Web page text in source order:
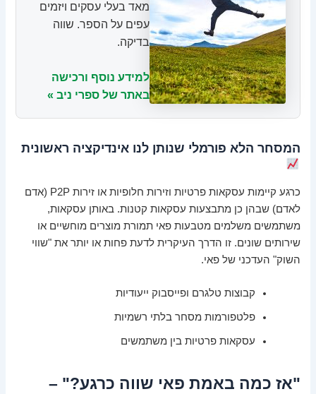
מאד בעלי עסקים ויזמים
עפים על הספר. שווה
בדיקה.
למידע נוסף ורכישה
באתר של ספרי ניב »
המסחר הלא פורמלי שנותן לנו אינדיקציה ראשונית
כרגע קיימות עסקאות פרטיות וזירות חלופיות או זירות P2P (אדם
לאדם) שבהן כן מתבצעות עסקאות קטנות. באותן עסקאות,
משתמשים משלמים מטבעות פאי תמורת מוצרים מוחשיים או
שירותים שונים. זו הדרך העיקרית לדעת פחות או יותר את "שווי
השוק" העדכני של פאי.
קבוצות טלגרם ופייסבוק ייעודיות
פלטפורמות מסחר בלתי רשמיות
עסקאות פרטיות בין משתמשים
"אז כמה באמת פאי שווה כרגע?" –